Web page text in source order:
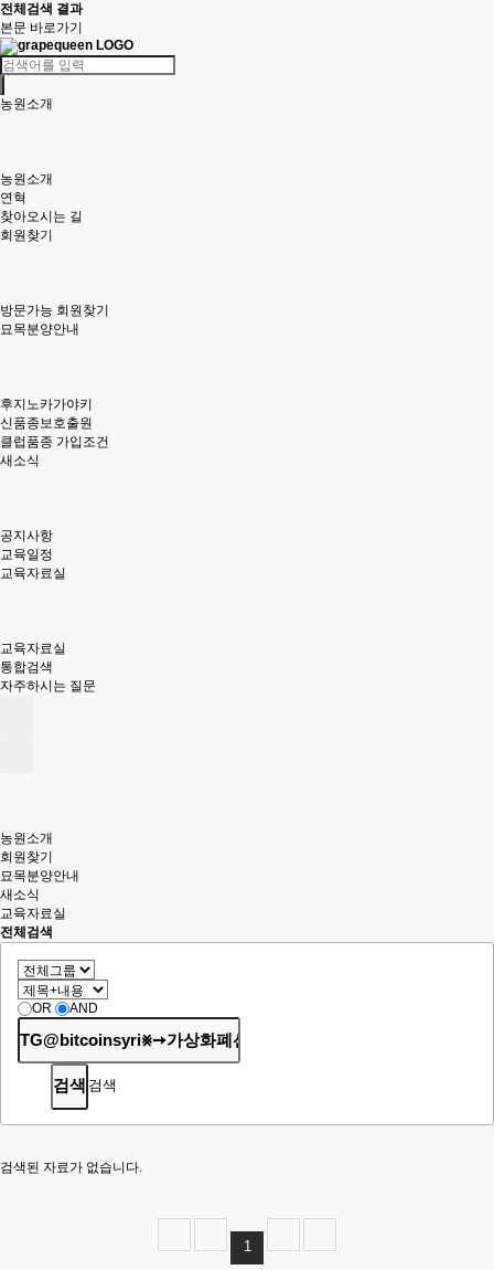
전체검색 결과
본문 바로가기
농원소개
농원소개
연혁
찾아오시는 길
회원찾기
방문가능 회원찾기
묘목분양안내
후지노카가야키
신품종보호출원
클럽품종 가입조건
새소식
공지사항
교육일정
교육자료실
교육자료실
통합검색
자주하시는 질문
농원소개
회원찾기
묘목분양안내
새소식
교육자료실
전체검색
OR AND
검색
검색된 자료가 없습니다.
1